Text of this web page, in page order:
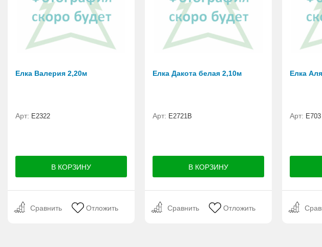
Елка Валерия 2,20м
Арт: E2322
Сравнить Отложить
Елка Дакота белая 2,10м
Арт: Е2721B
Сравнить Отложить
Елка
Арт: E703